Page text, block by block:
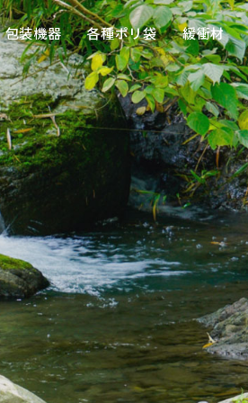
包装機器 各種ポリ袋 緩衝材